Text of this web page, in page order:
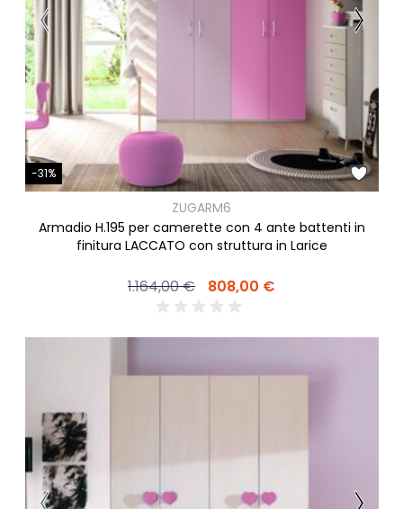
-31%
ZUGARM6
Armadio H.195 per camerette con 4 ante battenti in
finitura LACCATO con struttura in Larice
1.164,00 € 808,00 €